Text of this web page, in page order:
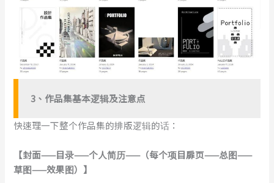
3、作品集基本逻辑及注意点
快速理一下整个作品集的排版逻辑的话：
【封面——目录——个人简历——（每个项目扉页——总图——
草图——效果图）】